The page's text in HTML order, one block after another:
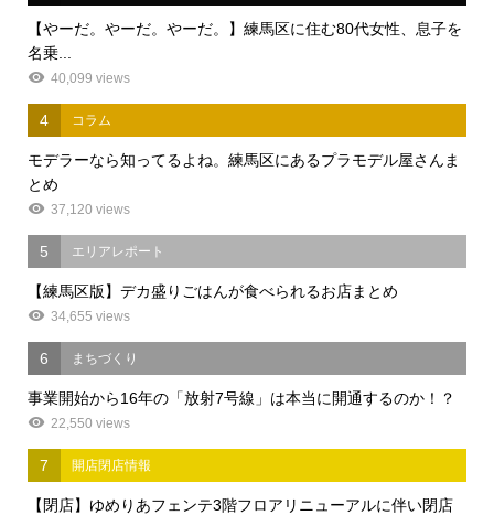
【やーだ。やーだ。やーだ。】練馬区に住む80代女性、息子を
名乗...
40,099 views
4 コラム
モデラーなら知ってるよね。練馬区にあるプラモデル屋さんま
とめ
37,120 views
5 エリアレポート
【練馬区版】デカ盛りごはんが食べられるお店まとめ
34,655 views
6 まちづくり
事業開始から16年の「放射7号線」は本当に開通するのか！？
22,550 views
7 開店閉店情報
【閉店】ゆめりあフェンテ3階フロアリニューアルに伴い閉店